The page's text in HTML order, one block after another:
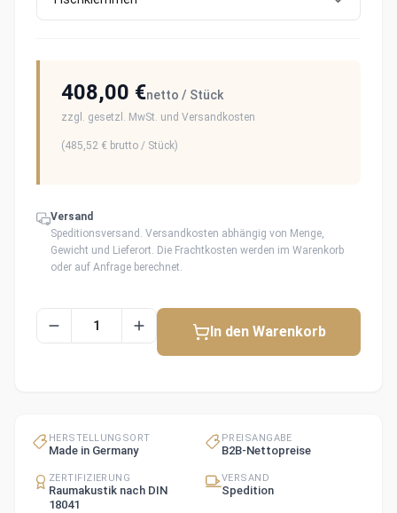
408,00 €netto / Stück
zzgl. gesetzl. MwSt. und Versandkosten
(485,52 € brutto / Stück)
Versand
Speditionsversand. Versandkosten abhängig von Menge,
Gewicht und Lieferort. Die Frachtkosten werden im Warenkorb
oder auf Anfrage berechnet.
In den Warenkorb
HERSTELLUNGSORT
Made in Germany
PREISANGABE
B2B-Nettopreise
ZERTIFIZIERUNG
Raumakustik nach DIN
18041
VERSAND
Spedition